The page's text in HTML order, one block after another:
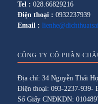
Tel : 028.66829216
Điện thoại : 0932237939
Email :
CÔNG TY CỔ PHẦN
Địa chỉ: 34 Nguyễn Thái
Điện thoại: 093-2237-939-
Số Giấy CNĐKDN: